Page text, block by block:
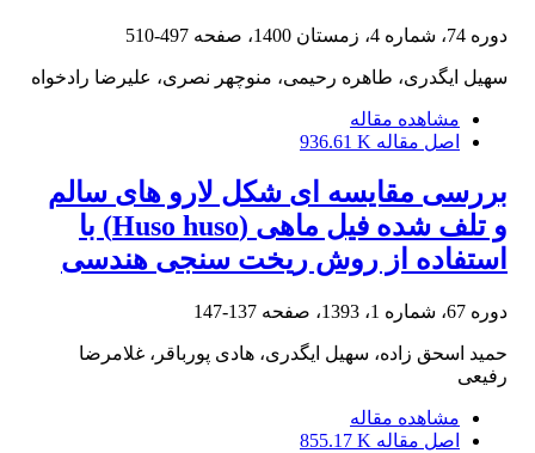
دوره 74، شماره 4، زمستان 1400، صفحه 497-510
سهیل ایگدری، طاهره رحیمی، منوچهر نصری، علیرضا رادخواه
مشاهده مقاله
اصل مقاله 936.61 K
بررسی مقایسه ای شکل لارو های سالم
و تلف شده فیل ماهی (Huso huso) با
استفاده از روش ریخت سنجی هندسی
دوره 67، شماره 1، 1393، صفحه 137-147
حمید اسحق زاده، سهیل ایگدری، هادی پورباقر، غلامرضا
رفیعی
مشاهده مقاله
اصل مقاله 855.17 K